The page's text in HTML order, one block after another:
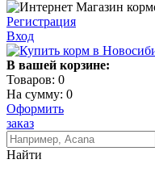
Регистрация
Вход
В вашей корзине:
Товаров: 0
На сумму: 0
Оформить
заказ
Найти